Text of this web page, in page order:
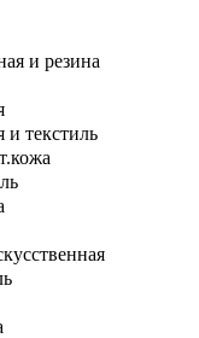
и резина
и текстиль